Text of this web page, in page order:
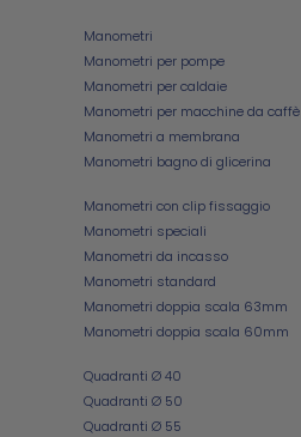
Manometri
Manometri per pompe
Manometri per caldaie
Manometri per macchine da caffè
Manometri a membrana
Manometri bagno di glicerina
Manometri con clip fissaggio
Manometri speciali
Manometri da incasso
Manometri standard
Manometri doppia scala 63mm
Manometri doppia scala 60mm
Quadranti Ø 40
Quadranti Ø 50
Quadranti Ø 55